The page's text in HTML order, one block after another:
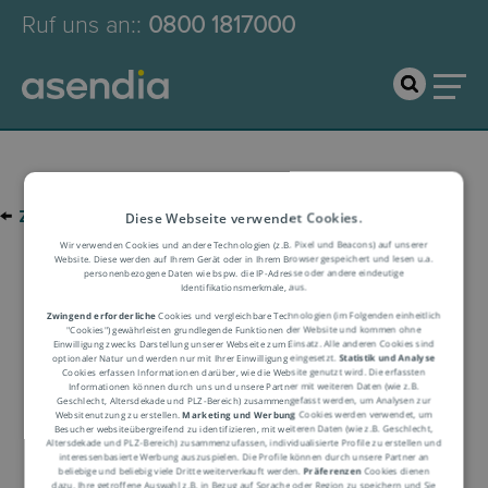
Ruf uns an:: 0800 1817000
← zur Glossar-Übersicht
Logistik-Glossar
Begriffserklärung
Diese Webseite verwendet Cookies.
Wir verwenden Cookies und andere Technologien (z.B. Pixel und Beacons) auf unserer
Website. Diese werden auf Ihrem Gerät oder in Ihrem Browser gespeichert und lesen u.a.
personenbezogene Daten wie bspw. die IP-Adresse oder andere eindeutige
Identifikationsmerkmale, aus.
Zwingend erforderlicheCookies und vergleichbare Technologien (im Folgenden einheitlich
"Cookies") gewährleisten grundlegende Funktionen der Website und kommen ohne
Einwilligung zwecks Darstellung unserer Webseite zum Einsatz. Alle anderen Cookies sind
optionaler Natur und werden nur mit Ihrer Einwilligung eingesetzt.Statistik und Analyse
Cookies erfassen Informationen darüber, wie die Website genutzt wird. Die erfassten
Informationen können durch uns und unsere Partner mit weiteren Daten (wie z.B.
Geschlecht, Altersdekade und PLZ-Bereich) zusammengefasst werden, um Analysen zur
Websitenutzung zu erstellen.Marketing und Werbung Cookies werden verwendet, um
Besucher websiteübergreifend zu identifizieren, mit weiteren Daten (wie z.B. Geschlecht,
Altersdekade und PLZ-Bereich) zusammenzufassen, individualisierte Profile zu erstellen und
interessenbasierte Werbung auszuspielen. Die Profile können durch unsere Partner an
beliebige und beliebig viele Dritte weiterverkauft werden.PräferenzenCookies dienen
dazu, Ihre getroffene Auswahl z.B. in Bezug auf Sprache oder Region zu speichern und Sie